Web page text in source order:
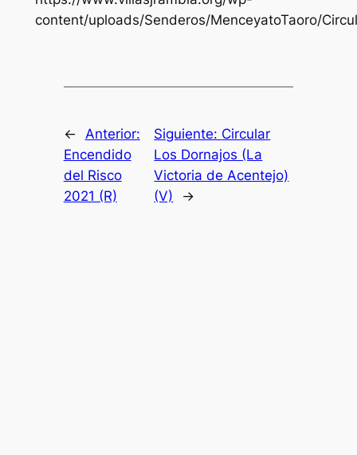
content/uploads/Senderos/MenceyatoTaoro/
←
Anterior:
Encendido
del Risco
2021 (R)
Siguiente: Circular
Los Dornajos (La
Victoria de Acentejo)
(V)
→